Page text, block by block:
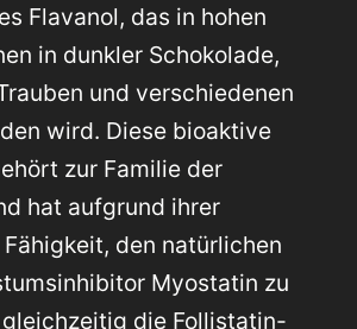
Flavanol, das in hohen
in dunkler Schokolade,
und verschiedenen
wird. Diese bioaktive
zur Familie der
hat aufgrund ihrer
den natürlichen
Myostatin zu
die Follistatin-